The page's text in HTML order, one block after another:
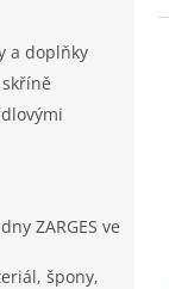
a doplňky
ZARGES ve
špony,